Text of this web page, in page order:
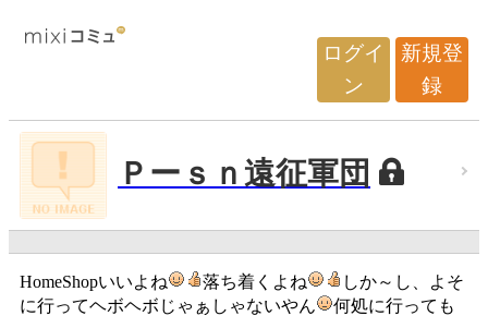
ログイ
ン
新規登
録
Ｐーｓｎ遠征軍団
HomeShopいいよね 落ち着くよね
しか～し、よそ
に行ってヘボヘボじゃぁしゃないやん
何処に行っても